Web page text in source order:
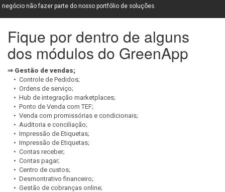
negócio não fazer parte do nosso portfólio de soluções.
Fique por dentro de alguns
dos módulos do GreenApp
⇒ Gestão de vendas;
• Controle de Pedidos;
• Ordens de serviço;
• Hub de integração marketplaces;
• Ponto de Venda com TEF;
• Venda com promissórias e condicionais;
• Auditoria e conciliação;
• Impressão de Etiquetas;
• Impressão de Etiquetas;
• Contas receber;
• Contas pagar;
• Centro de custos;
• Desmontrativo financeiro;
• Gestão de cobranças online;